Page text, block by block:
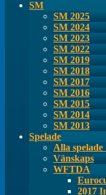
SM
SM 2025
SM 2024
SM 2023
SM 2022
SM 2019
SM 2018
SM 2017
SM 2016
SM 2015
SM 2014
SM 2013
Spelade
Alla
Vänskaps
WFTDA
2017